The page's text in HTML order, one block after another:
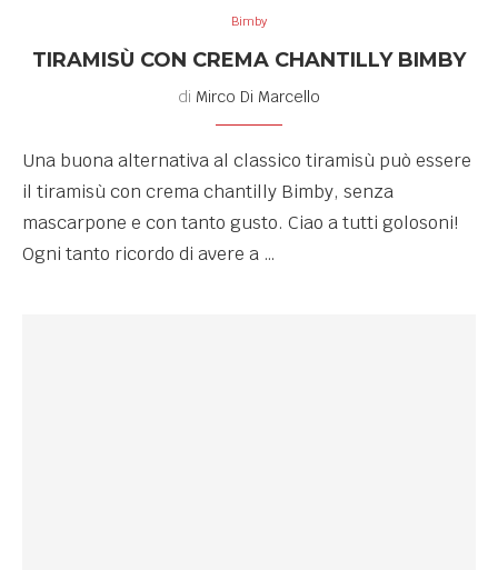
Bimby
TIRAMISÙ CON CREMA CHANTILLY BIMBY
di Mirco Di Marcello
Una buona alternativa al classico tiramisù può essere
il tiramisù con crema chantilly Bimby, senza
mascarpone e con tanto gusto. Ciao a tutti golosoni!
Ogni tanto ricordo di avere a …